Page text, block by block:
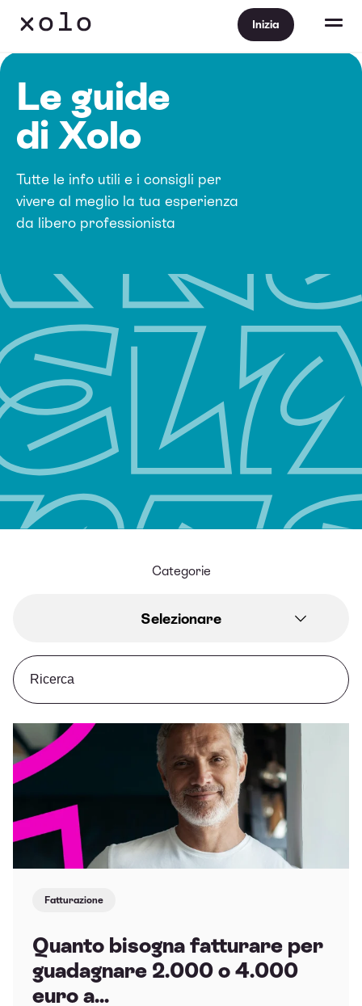
Inizia
Le guide
di Xolo
Tutte le info utili e i consigli per
vivere al meglio la tua esperienza
da libero professionista
Categorie
Selezionare
Fatturazione
Quanto bisogna fatturare per
guadagnare 2.000 o 4.000
euro a...